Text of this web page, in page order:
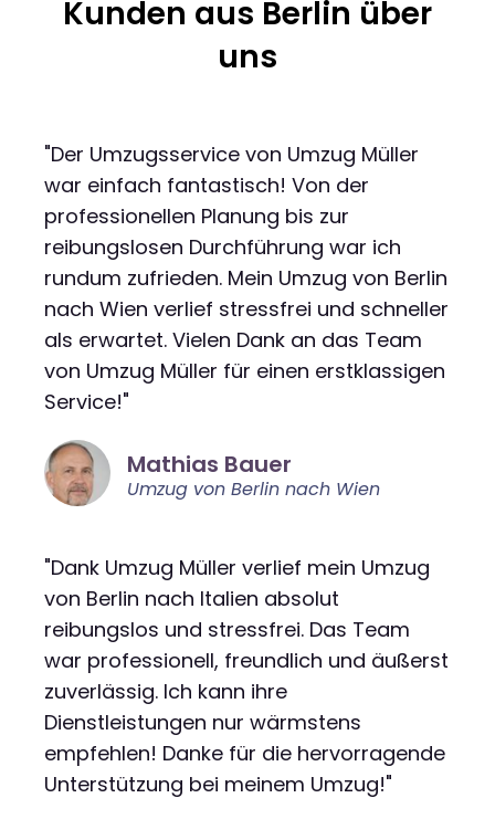
Kunden aus Berlin über
uns
"Der Umzugsservice von Umzug Müller
war einfach fantastisch! Von der
professionellen Planung bis zur
reibungslosen Durchführung war ich
rundum zufrieden. Mein Umzug von Berlin
nach Wien verlief stressfrei und schneller
als erwartet. Vielen Dank an das Team
von Umzug Müller für einen erstklassigen
Service!"
Mathias Bauer
Umzug von Berlin nach Wien
"Dank Umzug Müller verlief mein Umzug
von Berlin nach Italien absolut
reibungslos und stressfrei. Das Team
war professionell, freundlich und äußerst
zuverlässig. Ich kann ihre
Dienstleistungen nur wärmstens
empfehlen! Danke für die hervorragende
Unterstützung bei meinem Umzug!"